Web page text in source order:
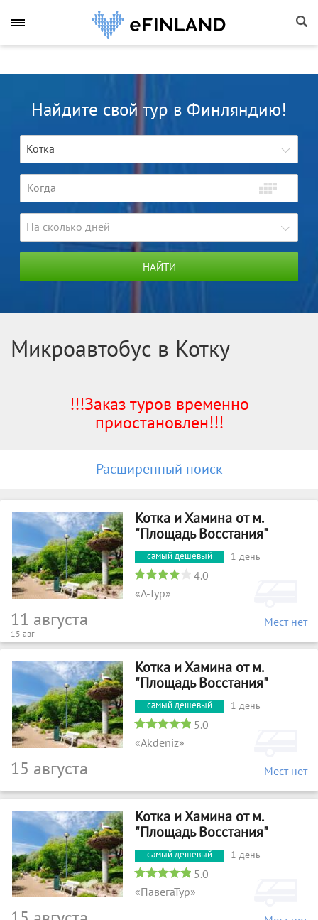
Найдите свой тур в Финляндию!
Котка
На сколько дней
НАЙТИ
Микроавтобус в Котку
!!!Заказ туров временно
приостановлен!!!
Котка и Хамина от м.
"Площадь Восстания"
1 день
4.0
«А-Тур»
11 августа
15 авг
Мест нет
Котка и Хамина от м.
"Площадь Восстания"
1 день
5.0
«Akdeniz»
15 августа Мест нет
Котка и Хамина от м.
"Площадь Восстания"
1 день
5.0
«ПавегаТур»
Расширенный поиск